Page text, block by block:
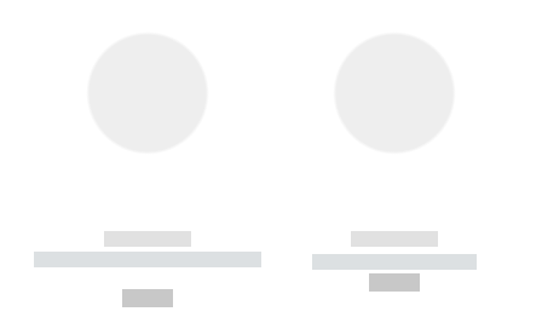
------------
----------- ----------- --------
------------
----------- -----------